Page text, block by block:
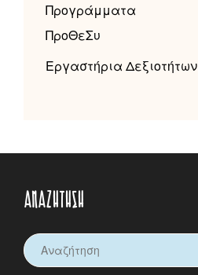
Προγράμματα
ΠροΘεΣυ
Εργαστήρια Δεξιοτήτων
ΑΝΑΖΉΤΗΣΗ
Search
for: